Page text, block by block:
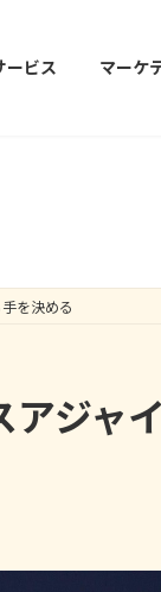
ービス マーケ
を決める
ジャ